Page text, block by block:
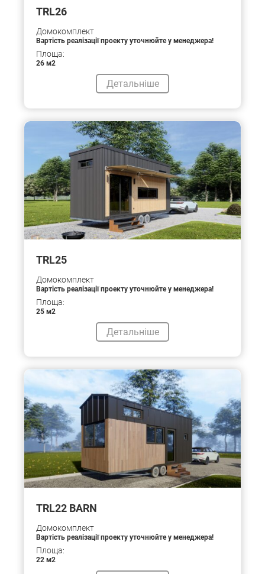
TRL26
Домокомплект
Вартість реалізації проекту уточнюйте у менеджера!
Площа:
26 м2
Детальніше
TRL25
Домокомплект
Вартість реалізації проекту уточнюйте у менеджера!
Площа:
25 м2
Детальніше
TRL22 BARN
Домокомплект
Вартість реалізації проекту уточнюйте у менеджера!
Площа:
22 м2